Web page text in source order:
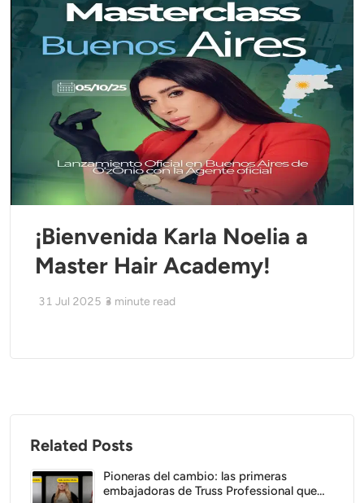
¡Bienvenida Karla Noelia a
Master Hair Academy!
31 Jul 2025 3 minute read
Related Posts
Pioneras del cambio: las primeras
embajadoras de Truss Professional que